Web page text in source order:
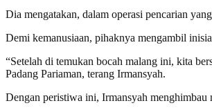
Dia mengatakan, dalam operasi pencarian
Demi kemanusiaan, pihaknya mengambil
“Setelah di temukan bocah malang ini, kita
Padang Pariaman, terang Irmansyah.
Dengan peristiwa ini, Irmansyah menghimbau